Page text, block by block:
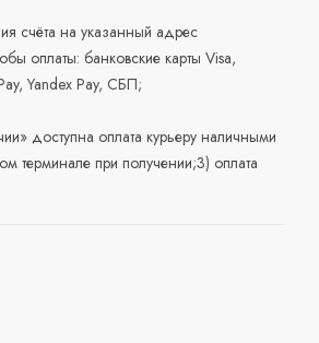
счёта на указанный адрес
оплаты: банковские карты Visa,
Yandex Pay, СБП;
доступна оплата курьеру наличными
терминале при получении;3) оплата